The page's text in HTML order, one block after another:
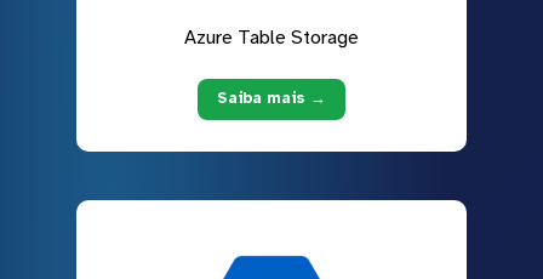
Azure Table Storage
Saiba mais →